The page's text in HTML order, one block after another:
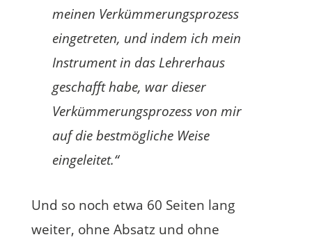
meinen Verkümmerungsprozess
eingetreten, und indem ich mein
Instrument in das Lehrerhaus
geschafft habe, war dieser
Verkümmerungsprozess von mir
auf die bestmögliche Weise
eingeleitet.“
Und so noch etwa 60 Seiten lang
weiter, ohne Absatz und ohne